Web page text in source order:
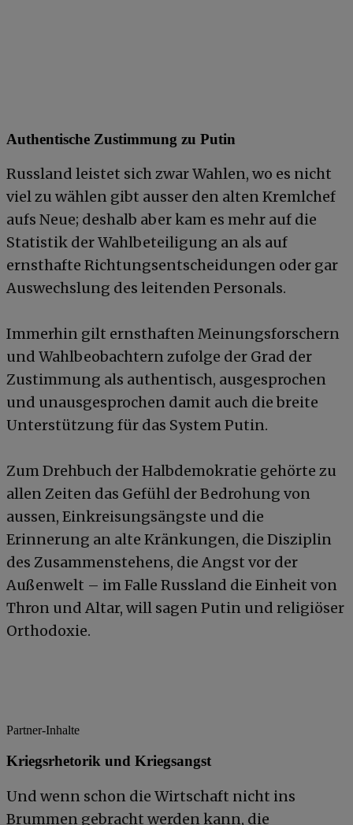
Authentische Zustimmung zu Putin
Russland leistet sich zwar Wahlen, wo es nicht
viel zu wählen gibt ausser den alten Kremlchef
aufs Neue; deshalb aber kam es mehr auf die
Statistik der Wahlbeteiligung an als auf
ernsthafte Richtungsentscheidungen oder gar
Auswechslung des leitenden Personals.
Immerhin gilt ernsthaften Meinungsforschern
und Wahlbeobachtern zufolge der Grad der
Zustimmung als authentisch, ausgesprochen
und unausgesprochen damit auch die breite
Unterstützung für das System Putin.
Zum Drehbuch der Halbdemokratie gehörte zu
allen Zeiten das Gefühl der Bedrohung von
aussen, Einkreisungsängste und die
Erinnerung an alte Kränkungen, die Disziplin
des Zusammenstehens, die Angst vor der
Außenwelt – im Falle Russland die Einheit von
Thron und Altar, will sagen Putin und religiöser
Orthodoxie.
Partner-Inhalte
Kriegsrhetorik und Kriegsangst
Und wenn schon die Wirtschaft nicht ins
Brummen gebracht werden kann, die